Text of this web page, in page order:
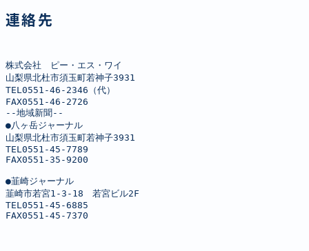
連絡先
株式会社　ピー・エス・ワイ
山梨県北杜市須玉町若神子3931
TEL0551-46-2346（代）
FAX0551-46-2726
--地域新聞--
●八ヶ岳ジャーナル
山梨県北杜市須玉町若神子3931
TEL0551-45-7789
FAX0551-35-9200
●韮崎ジャーナル
韮崎市若宮1-3-18　若宮ビル2F
TEL0551-45-6885
FAX0551-45-7370